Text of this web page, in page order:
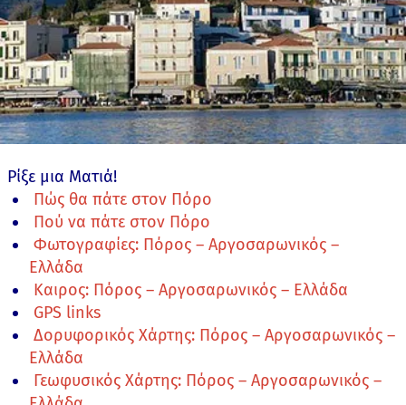
Ρίξε μια Ματιά!
Πώς θα πάτε στον Πόρο
Πού να πάτε στον Πόρο
Φωτογραφίες: Πόρος – Αργοσαρωνικός –
Ελλάδα
Καιρος: Πόρος – Αργοσαρωνικός – Ελλάδα
GPS links
Δορυφορικός Χάρτης: Πόρος – Αργοσαρωνικός –
Ελλάδα
Γεωφυσικός Χάρτης: Πόρος – Αργοσαρωνικός –